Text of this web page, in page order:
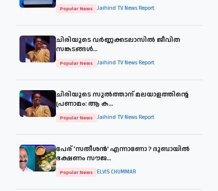
Popular News Jaihind TV News Report
ചിരിയുടെ വര്‍ണ്ണക്കടലാസില്‍ ജീവിത
സങ്കടങ്ങള്‍...
Popular News Jaihind TV News Report
ചിരിയുടെ സുൽത്താന് മലയാളത്തിന്റെ
പ്രണാമം: ആ ക...
Popular News Jaihind TV News Report
പേര് ‘സതീശന്‍’ എന്നാണോ ? ദുബായില്‍
ഭക്ഷണം സൗജ...
Popular News ELVIS CHUMMAR